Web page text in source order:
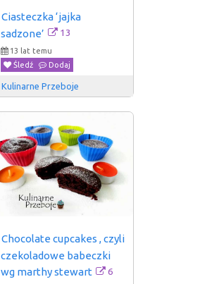
Ciasteczka ‘jajka
sadzone’
13
13 lat temu
Śledź
Dodaj
Kulinarne Przeboje
Chocolate cupcakes , czyli
czekoladowe babeczki
wg marthy stewart
6